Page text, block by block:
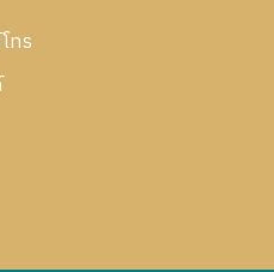
ทร